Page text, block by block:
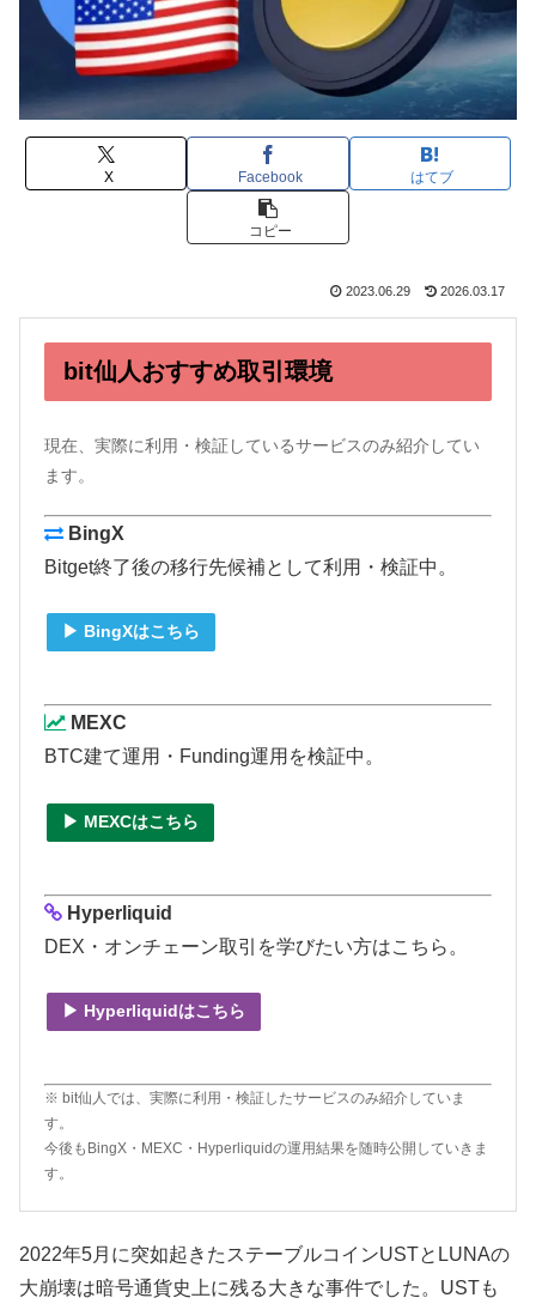
X Facebook はてブ
コピー
2023.06.29 2026.03.17
bit仙人おすすめ取引環境
現在、実際に利用・検証しているサービスのみ紹介してい
ます。
BingX
Bitget終了後の移行先候補として利用・検証中。
▶ BingXはこちら
MEXC
BTC建て運用・Funding運用を検証中。
▶ MEXCはこちら
Hyperliquid
DEX・オンチェーン取引を学びたい方はこちら。
▶ Hyperliquidはこちら
※ bit仙人では、実際に利用・検証したサービスのみ紹介していま
す。
今後もBingX・MEXC・Hyperliquidの運用結果を随時公開していきま
す。
2022年5月に突如起きたステーブルコインUSTとLUNAの
大崩壊は暗号通貨史上に残る大きな事件でした。USTも